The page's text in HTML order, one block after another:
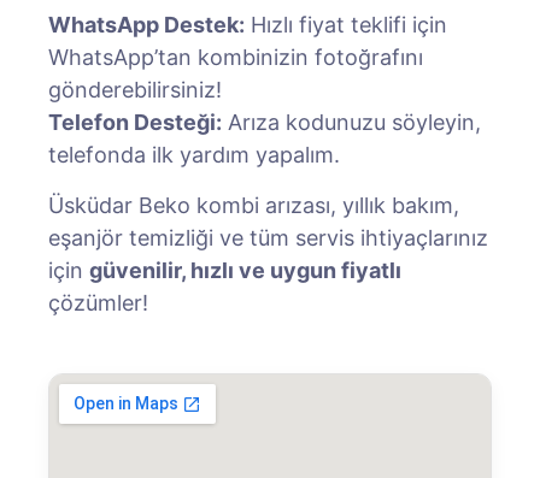
WhatsApp Destek: Hızlı fiyat teklifi için
WhatsApp’tan kombinizin fotoğrafını
gönderebilirsiniz!
Telefon Desteği: Arıza kodunuzu söyleyin,
telefonda ilk yardım yapalım.
Üsküdar Beko kombi arızası, yıllık bakım,
eşanjör temizliği ve tüm servis ihtiyaçlarınız
için güvenilir, hızlı ve uygun fiyatlı
çözümler!